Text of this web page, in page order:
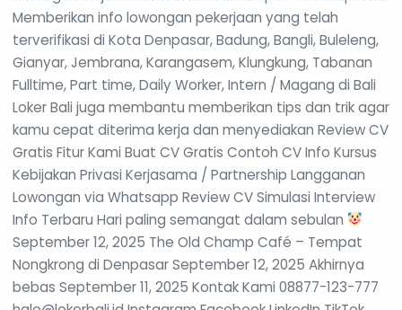
Memberikan info lowongan pekerjaan yang telah
terverifikasi di Kota Denpasar, Badung, Bangli, Buleleng,
Gianyar, Jembrana, Karangasem, Klungkung, Tabanan
Fulltime, Part time, Daily Worker, Intern / Magang di Bali
Loker Bali juga membantu memberikan tips dan trik agar
kamu cepat diterima kerja dan menyediakan Review CV
Gratis Fitur Kami Buat CV Gratis Contoh CV Info Kursus
Kebijakan Privasi Kerjasama / Partnership Langganan
Lowongan via Whatsapp Review CV Simulasi Interview
Info Terbaru Hari paling semangat dalam sebulan
September 12, 2025 The Old Champ Café – Tempat
Nongkrong di Denpasar September 12, 2025 Akhirnya
bebas September 11, 2025 Kontak Kami 08877-123-777